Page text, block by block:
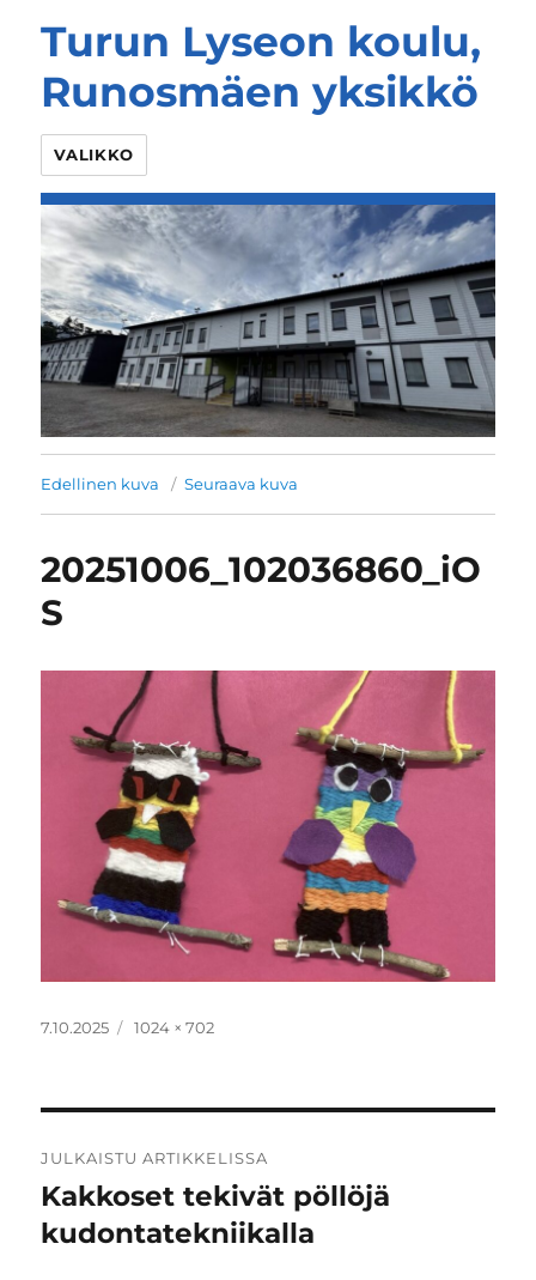
Turun Lyseon koulu,
Runosmäen yksikkö
VALIKKO
Edellinen kuva Seuraava kuva
20251006_102036860_iO
S
Julkaistu
7.10.2025 Täysikokoinen
1024 × 702
selaus
JULKAISTU ARTIKKELISSA
Kakkoset tekivät pöllöjä
kudontatekniikalla